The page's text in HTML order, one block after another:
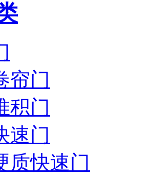
帘门
积门
速门
质快速门